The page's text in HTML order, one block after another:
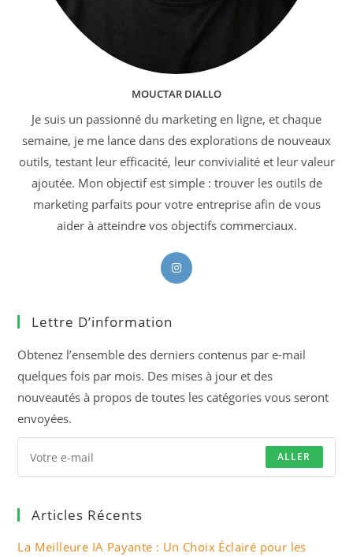
MOUCTAR DIALLO
Je suis un passionné du marketing en ligne, et chaque
semaine, je me lance dans des explorations de nouveaux
outils, testant leur efficacité, leur convivialité et leur valeur
ajoutée. Mon objectif est simple : trouver les outils de
marketing parfaits pour votre entreprise afin de vous
aider à atteindre vos objectifs commerciaux.
S’ouvre
Lettre D’information
Obtenez l’ensemble des derniers contenus par e-mail
quelques fois par mois. Des mises à jour et des
nouveautés à propos de toutes les catégories vous seront
envoyées.
ALLER
Articles Récents
La Meilleure IA Payante : Un Choix Éclairé pour les